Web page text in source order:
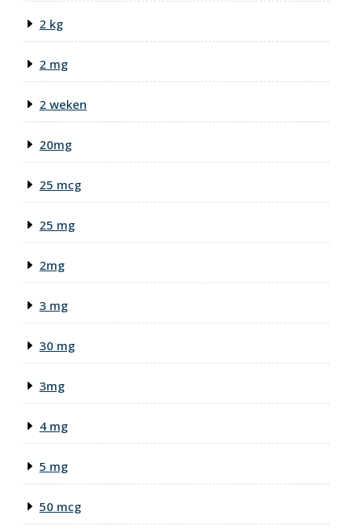
2 kg
2 mg
2 weken
20mg
25 mcg
25 mg
2mg
3 mg
30 mg
3mg
4 mg
5 mg
50 mcg